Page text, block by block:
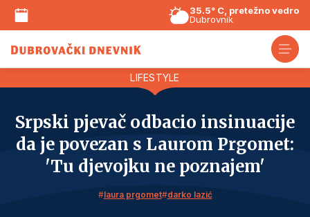
35.5° C, pretežno vedro
Dubrovnik
LIFESTYLE
Srpski pjevač odbacio insinuacije
da je povezan s Laurom Prgomet:
'Tu djevojku ne poznajem'
#laura prgomet#darko lazić